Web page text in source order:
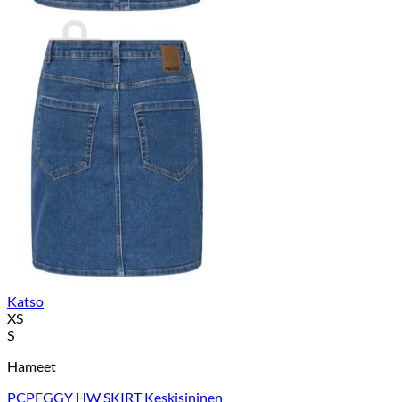
Ostoskori
Ostoskori on tyhjä.
Takaisin kauppaan
Katso
XS
S
Hameet
PCPEGGY HW SKIRT Keskisininen